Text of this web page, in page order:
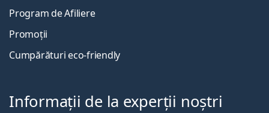
Program de Afiliere
Promoții
Cumpărături eco-friendly
Informații de la experții noștri